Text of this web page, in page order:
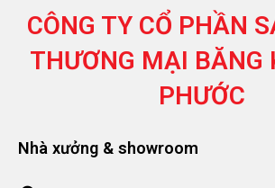
CÔNG TY CỔ PHẦN
THƯƠNG MẠI BĂNG
PHƯỚC
Nhà xưởng & showroom